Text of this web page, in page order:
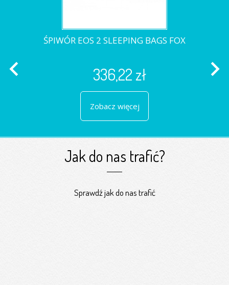
ŚPIWÓR EOS 2 SLEEPING BAGS FOX
336,22 zł
Zobacz więcej
navigate_before navigate_next
Jak do nas trafić?
Sprawdź jak do nas trafić